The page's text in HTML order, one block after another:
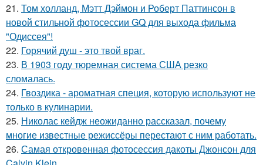
21. Том холланд, Мэтт Дэймон и Роберт Паттинсон в
новой стильной фотосессии GQ для выхода фильма
"Одиссея"!
22. Горячий душ - это твой враг.
23. В 1903 году тюремная система США резко
сломалась.
24. Гвоздика - ароматная специя, которую используют не
только в кулинарии.
25. Николас кейдж неожиданно рассказал, почему
многие известные режиссёры перестают с ним работать.
26. Самая откровенная фотосессия дакоты Джонсон для